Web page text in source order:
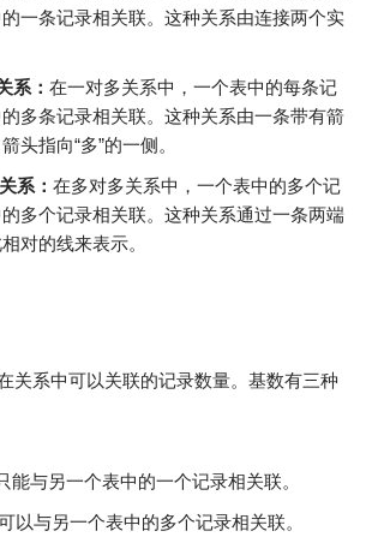
一条记录相关联。这种关系由连接两个实
系： 在一对多关系中，一个表中的每条记
多条记录相关联。这种关系由一条带有箭
头指向“多”的一侧。
系： 在多对多关系中，一个表中的多个记
多个记录相关联。这种关系通过一条两端
对的线来表示。
关系中可以关联的记录数量。基数有三种
能与另一个表中的一个记录相关联。
以与另一个表中的多个记录相关联。